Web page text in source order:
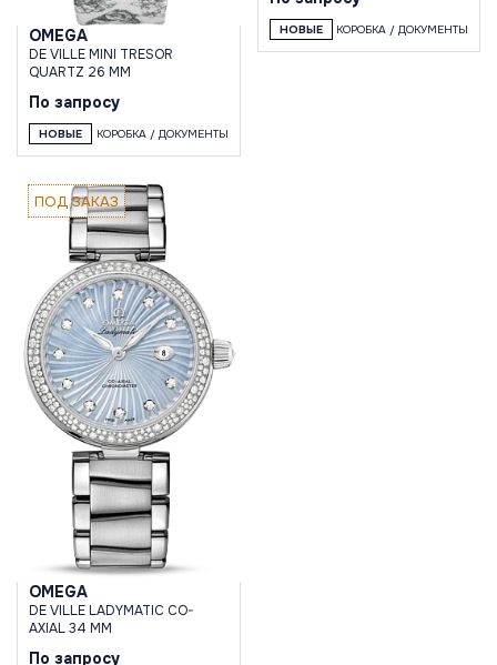
OMEGA
DE VILLE MINI TRESOR
QUARTZ 26 MM
По запросу
НОВЫЕ КОРОБКА / ДОКУМЕНТЫ
НОВЫЕ КОРОБКА / ДОКУМЕНТЫ
ПОД ЗАКАЗ
OMEGA
DE VILLE LADYMATIC CO-
AXIAL 34 MM
По запросу